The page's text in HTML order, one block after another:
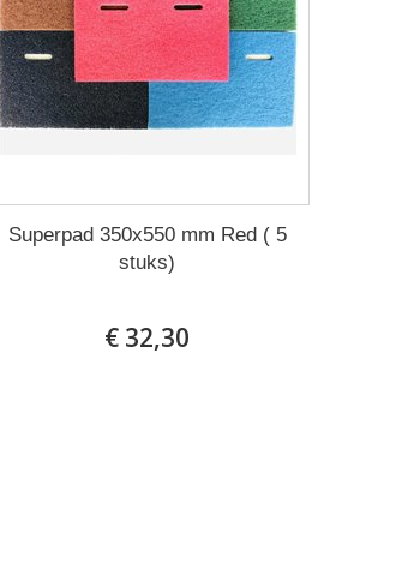
Superpad 350x550 mm Red ( 5
stuks)
€ 32,30